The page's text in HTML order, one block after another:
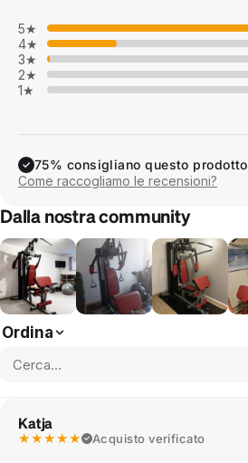
5★
4★
3★
2★
1★
✓ 75% consigliano questo prodotto
Come raccogliamo le recensioni?
Dalla nostra community
Ordina
Katja
★★★★★ Acquisto verificato